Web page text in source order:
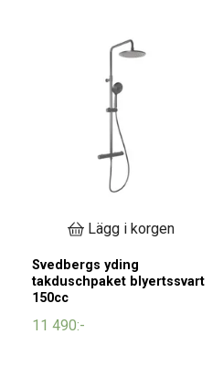
Lägg i korgen
Svedbergs yding
takduschpaket blyertssvart
150cc
11 490:-